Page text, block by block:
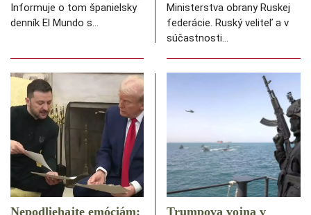
Informuje o tom španielsky
denník El Mundo s…
Ministerstva obrany Ruskej
federácie. Ruský veliteľ a v
súčastnosti…
Nepodliehajte emóciám:
Trumpova vojna v